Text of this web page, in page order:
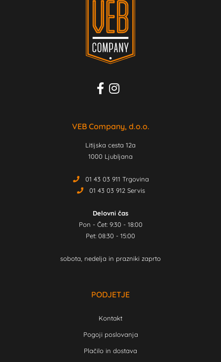
VEB Company, d.o.o.
Litijska cesta 12a
1000 Ljubljana
01 43 03 911 Trgovina
01 43 03 912 Servis
Delovni čas
Pon - Čet: 9:30 - 18:00
Pet: 08:30 - 15:00
sobota, nedelja in prazniki zaprto
PODJETJE
Kontakt
Pogoji poslovanja
Plačilo in dostava